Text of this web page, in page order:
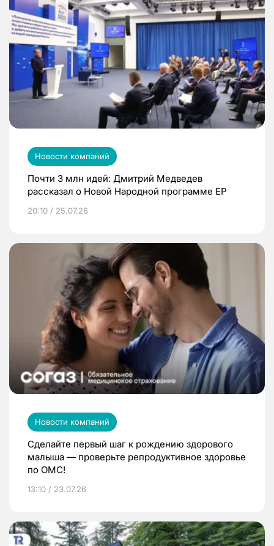
Новости компаний
Почти 3 млн идей: Дмитрий Медведев
рассказал о Новой Народной программе ЕР
20:10 / 25.07.26
Новости компаний
Сделайте первый шаг к рождению здорового
малыша — проверьте репродуктивное здоровье
по ОМС!
13:10 / 23.07.26